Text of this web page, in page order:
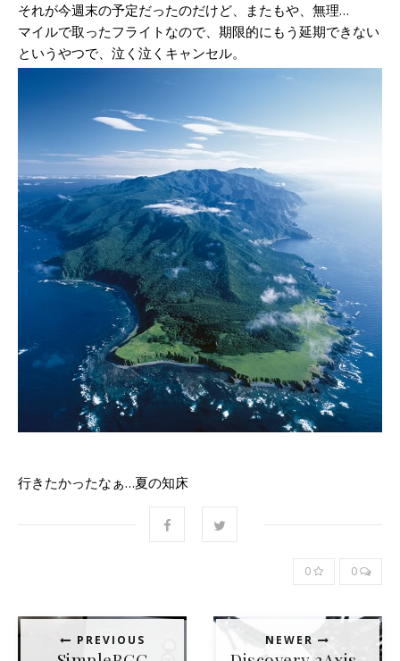
それが今週末の予定だったのだけど、またもや、無理…
マイルで取ったフライトなので、期限的にもう延期できない
というやつで、泣く泣くキャンセル。
行きたかったなぁ…夏の知床
0 0
PREVIOUS NEWER